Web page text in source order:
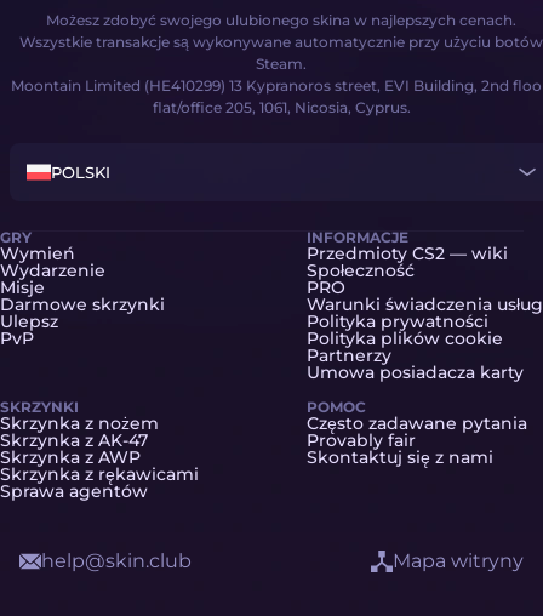
Możesz zdobyć swojego ulubionego skina w najlepszych cenach.
Wszystkie transakcje są wykonywane automatycznie przy użyciu botów
Steam.
Moontain Limited (HE410299) 13 Kypranoros street, EVI Building, 2nd
flat/office 205, 1061, Nicosia, Cyprus.
POLSKI
GRY
Wymień
Wydarzenie
Misje
Darmowe skrzynki
Ulepsz
PvP
SKRZYNKI
Skrzynka z nożem
Skrzynka z AK-47
Skrzynka z AWP
Skrzynka z rękawicami
Sprawa agentów
INFORMACJE
Przedmioty CS2 — wiki
Społeczność
PRO
Warunki świadczenia usług
Polityka prywatności
Polityka plików cookie
Partnerzy
Umowa posiadacza karty
POMOC
Często zadawane pytania
Provably fair
Skontaktuj się z nami
help@skin.club Mapa witryny